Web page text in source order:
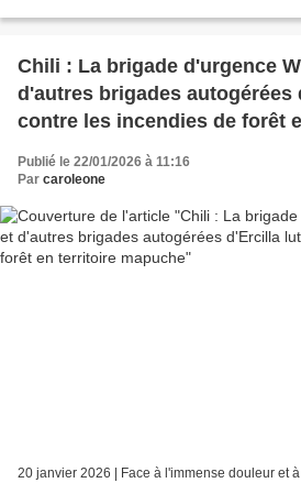
Chili : La brigade d'urgence
d'autres brigades
contre les incendies de forêt
Publié le 22/01/2026 à 11:16
Par caroleone
20 janvier 2026 | Face à l'immense douleur et